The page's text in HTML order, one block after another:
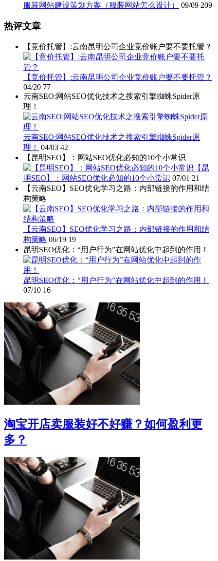
服装网站建设策划方案（服装网站怎么设计）
09/09 209
热评文章
【竞价托管】:云南昆明公司企业竞价账户要不要托管？
【竞价托管】:云南昆明公司企业竞价账户要不要托管？
04/20 77
云南SEO:网站SEO优化技术之搜索引擎蜘蛛Spider原
理！
云南SEO:网站SEO优化技术之搜索引擎蜘蛛Spider原
理！
04/03 42
【昆明SEO】：网站SEO优化必知的10个小常识
【昆
明SEO】：网站SEO优化必知的10个小常识 07/01 21
【云南SEO】SEO优化学习之路：内部链接的作用和结
构策略
【云南SEO】SEO优化学习之路：内部链接的作用和结
构策略 06/19 19
昆明SEO优化：“用户行为”在网站优化中起到的作用！
昆明SEO优化：“用户行为”在网站优化中起到的作用！
07/10 16
淘宝开店卖服装好不好赚？如何盈利更
多？